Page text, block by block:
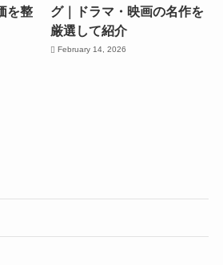
を整
グ｜ドラマ・映画の名作を
厳選して紹介
February 14, 2026